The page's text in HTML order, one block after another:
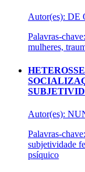
Autor(es): DE
Palavras-
mulheres,
Autor(es):
Palavras-
subjetividade
psíquico